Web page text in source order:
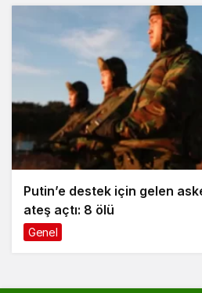
Putin’e destek için gelen
ateş açtı: 8 ölü
Genel